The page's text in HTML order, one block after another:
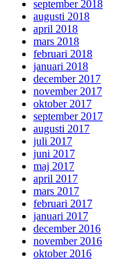
september 2018
augusti 2018
april 2018
mars 2018
februari 2018
januari 2018
december 2017
november 2017
oktober 2017
september 2017
augusti 2017
juli 2017
juni 2017
maj 2017
april 2017
mars 2017
februari 2017
januari 2017
december 2016
november 2016
oktober 2016